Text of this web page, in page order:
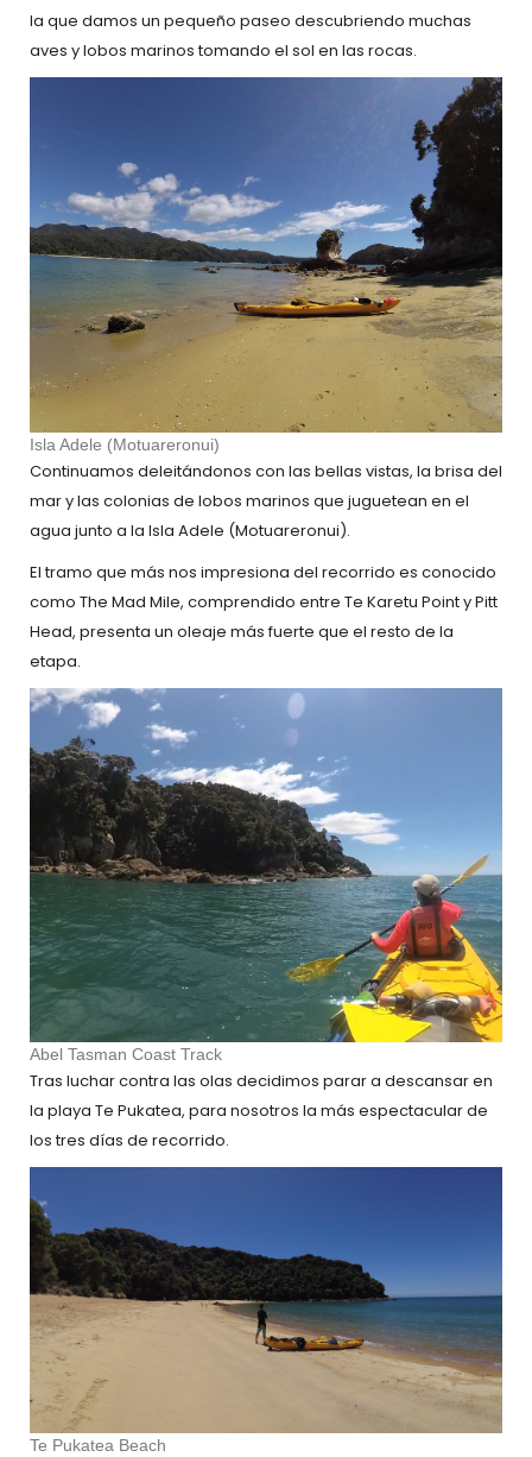
la que damos un pequeño paseo descubriendo muchas
aves y lobos marinos tomando el sol en las rocas.
Isla Adele (Motuareronui)
Continuamos deleitándonos con las bellas vistas, la brisa del
mar y las colonias de lobos marinos que juguetean en el
agua junto a la Isla Adele (Motuareronui).
El tramo que más nos impresiona del recorrido es conocido
como The Mad Mile, comprendido entre Te Karetu Point y Pitt
Head, presenta un oleaje más fuerte que el resto de la
etapa.
Abel Tasman Coast Track
Tras luchar contra las olas decidimos parar a descansar en
la playa Te Pukatea, para nosotros la más espectacular de
los tres días de recorrido.
Te Pukatea Beach